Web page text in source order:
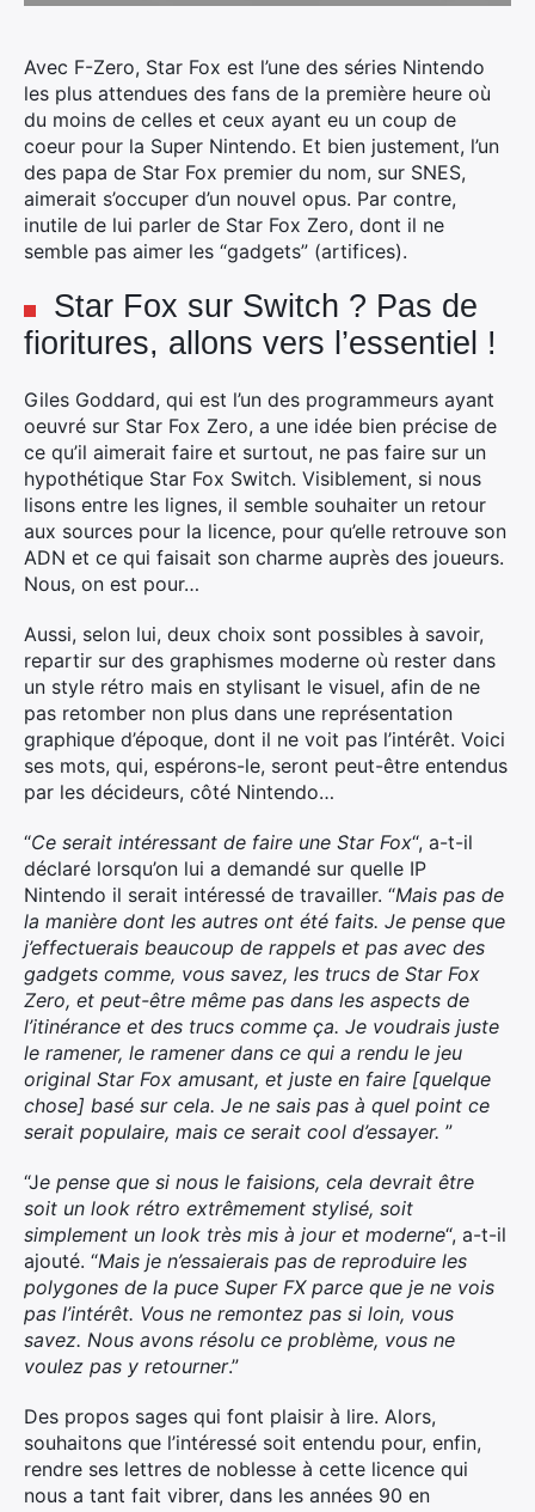
Avec F-Zero, Star Fox est l’une des séries Nintendo
les plus attendues des fans de la première heure où
du moins de celles et ceux ayant eu un coup de
coeur pour la Super Nintendo. Et bien justement, l’un
des papa de Star Fox premier du nom, sur SNES,
aimerait s’occuper d’un nouvel opus. Par contre,
inutile de lui parler de Star Fox Zero, dont il ne
semble pas aimer les “gadgets” (artifices).
Star Fox sur Switch ? Pas de
fioritures, allons vers l’essentiel !
Giles Goddard, qui est l’un des programmeurs ayant
oeuvré sur Star Fox Zero, a une idée bien précise de
ce qu’il aimerait faire et surtout, ne pas faire sur un
hypothétique Star Fox Switch. Visiblement, si nous
lisons entre les lignes, il semble souhaiter un retour
aux sources pour la licence, pour qu’elle retrouve son
ADN et ce qui faisait son charme auprès des joueurs.
Nous, on est pour…
Aussi, selon lui, deux choix sont possibles à savoir,
repartir sur des graphismes moderne où rester dans
un style rétro mais en stylisant le visuel, afin de ne
pas retomber non plus dans une représentation
graphique d’époque, dont il ne voit pas l’intérêt. Voici
ses mots, qui, espérons-le, seront peut-être entendus
par les décideurs, côté Nintendo…
“Ce serait intéressant de faire une Star Fox“, a-t-il
déclaré lorsqu’on lui a demandé sur quelle IP
Nintendo il serait intéressé de travailler. “Mais pas de
la manière dont les autres ont été faits. Je pense que
j’effectuerais beaucoup de rappels et pas avec des
gadgets comme, vous savez, les trucs de Star Fox
Zero, et peut-être même pas dans les aspects de
l’itinérance et des trucs comme ça. Je voudrais juste
le ramener, le ramener dans ce qui a rendu le jeu
original Star Fox amusant, et juste en faire [quelque
chose] basé sur cela. Je ne sais pas à quel point ce
serait populaire, mais ce serait cool d’essayer. ”
“Je pense que si nous le faisions, cela devrait être
soit un look rétro extrêmement stylisé, soit
simplement un look très mis à jour et moderne“, a-t-il
ajouté. “Mais je n’essaierais pas de reproduire les
polygones de la puce Super FX parce que je ne vois
pas l’intérêt. Vous ne remontez pas si loin, vous
savez. Nous avons résolu ce problème, vous ne
voulez pas y retourner.”
Des propos sages qui font plaisir à lire. Alors,
souhaitons que l’intéressé soit entendu pour, enfin,
rendre ses lettres de noblesse à cette licence qui
nous a tant fait vibrer, dans les années 90 en